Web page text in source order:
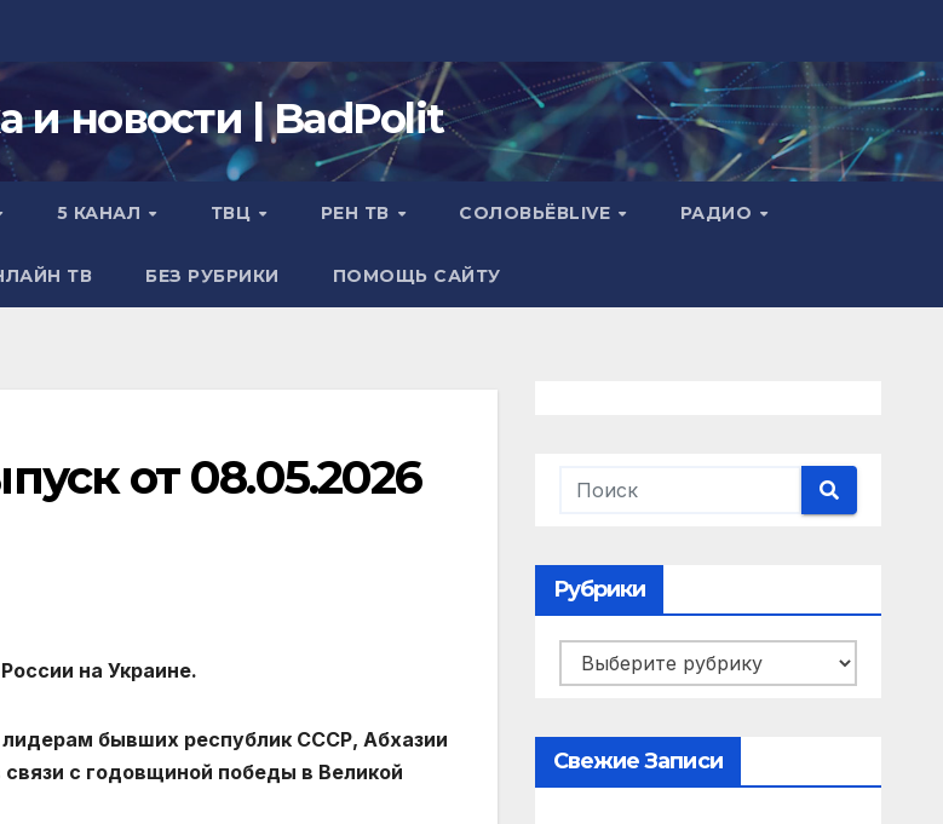
и новости | BadPolit
5 КАНАЛ ТВЦ РЕН ТВ СОЛОВЬЁВLIVE РАДИО
ТВ БЕЗ РУБРИКИ ПОМОЩЬ САЙТУ
от 08.05.2026
на Украине.
бывших республик СССР, Абхазии
с годовщиной победы в Великой
Рубрики
Рубрики
Свежие Записи